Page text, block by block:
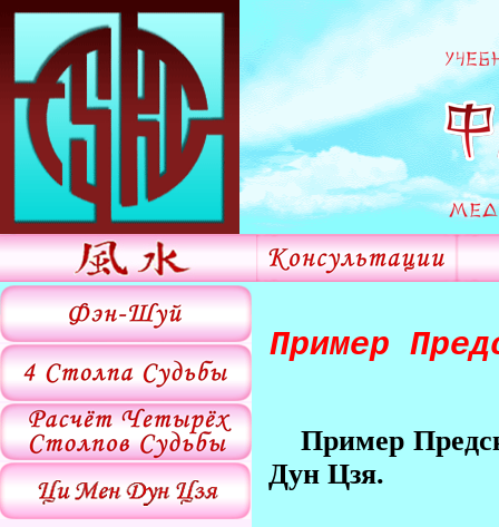
Пример
Пример
Дун Цзя.